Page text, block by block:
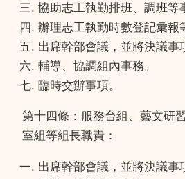
協助志工執勤排班、調班等
辦理志工執勤時數登記彙報
出席幹部會議，並將決議事
輔導、協調組內事務。
臨時交辦事項。
第十四條：服務台組、藝文研
室組等組長職責：
出席幹部會議，並將決議事